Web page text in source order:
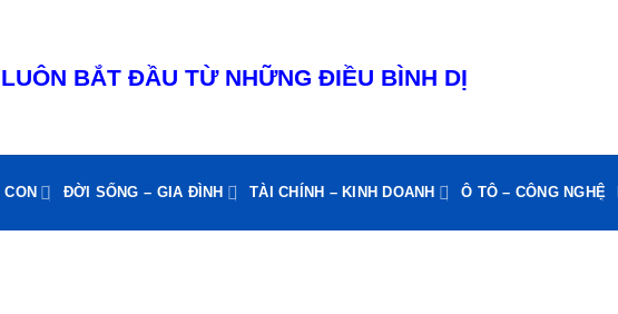
BẮT ĐẦU TỪ NHỮNG ĐIỀU BÌNH DỊ
ĐỜI SỐNG – GIA ĐÌNH TÀI CHÍNH – KINH DOANH Ô TÔ – CÔNG NGHỆ